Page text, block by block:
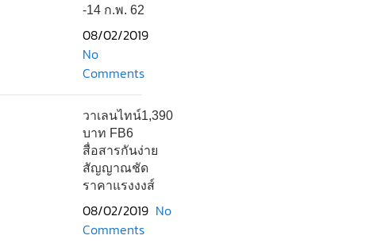
-14 ก.พ. 62
08/02/2019
No
Comments
วาเลนไทน์1,390
บาท FB6
สื่อสารกันง่าย
สัญญาณชัด
ราคาแรงงงส์
08/02/2019 No
Comments